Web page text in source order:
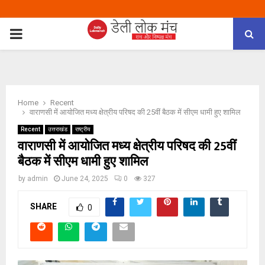
PRIMARY
Home
Recent
वाराणसी में आयोजित मध्य क्षेत्रीय परिषद की 25वीं बैठक में सीएम धामी हुए शामिल
Recent उत्तराखंड राष्ट्रीय
वाराणसी में आयोजित मध्य क्षेत्रीय परिषद की 25वीं
बैठक में सीएम धामी हुए शामिल
by admin June 24, 2025 0 327
SHARE 0